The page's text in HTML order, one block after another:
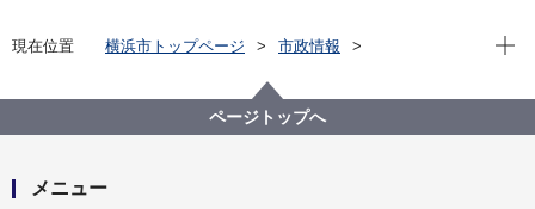
現在位置 横浜市トップページ
市政情報
政策経営・国際戦略局
横浜市⼈⼝ニュースNo.1149（令和４年５⽉１⽇現在）
現在
ページトップへ
メニュー